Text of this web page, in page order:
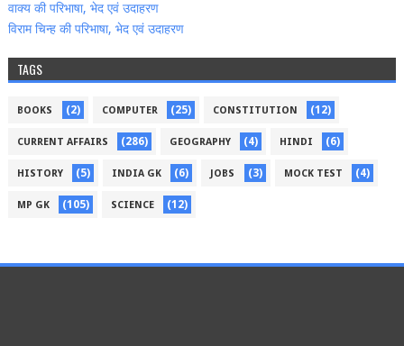
वाक्‍य की परिभाषा, भेद एवं उदाहरण
विराम चिन्‍ह की परिभाषा, भेद एवं उदाहरण
TAGS
BOOKS (2) COMPUTER (25) CONSTITUTION (12)
CURRENT AFFAIRS (286) GEOGRAPHY (4) HINDI (6)
HISTORY (5) INDIA GK (6) JOBS (3) MOCK TEST (4)
MP GK (105) SCIENCE (12)